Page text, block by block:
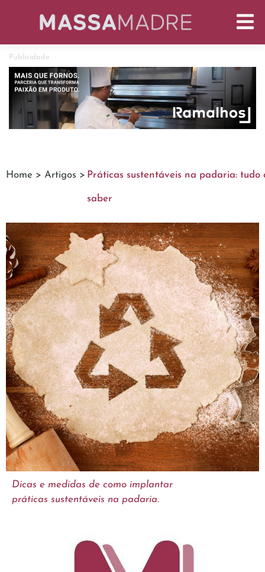
Publicidade
Home > Artigos > Práticas sustentáveis na padaria: tudo
saber
Dicas e medidas de como implantar
práticas sustentáveis na padaria.